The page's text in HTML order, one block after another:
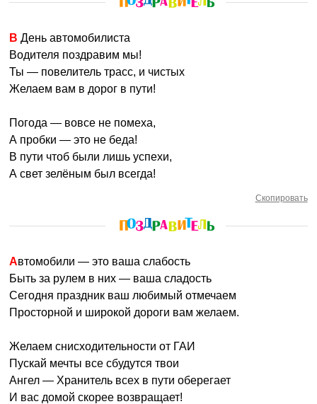
В День автомобилиста
Водителя поздравим мы!
Ты — повелитель трасс, и чистых
Желаем вам в дорог в пути!
Погода — вовсе не помеха,
А пробки — это не беда!
В пути чтоб были лишь успехи,
А свет зелёным был всегда!
Скопировать
Автомобили — это ваша слабость
Быть за рулем в них — ваша сладость
Сегодня праздник ваш любимый отмечаем
Просторной и широкой дороги вам желаем.
Желаем снисходительности от ГАИ
Пускай мечты все сбудутся твои
Ангел — Хранитель всех в пути оберегает
И вас домой скорее возвращает!